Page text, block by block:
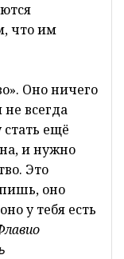
что им
Оно ничего
всегда
стать ещё
и нужно
Это
оно
у тебя есть